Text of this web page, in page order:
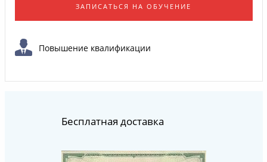
ЗАПИСАТЬСЯ НА ОБУЧЕНИЕ
Повышение квалификации
Бесплатная доставка